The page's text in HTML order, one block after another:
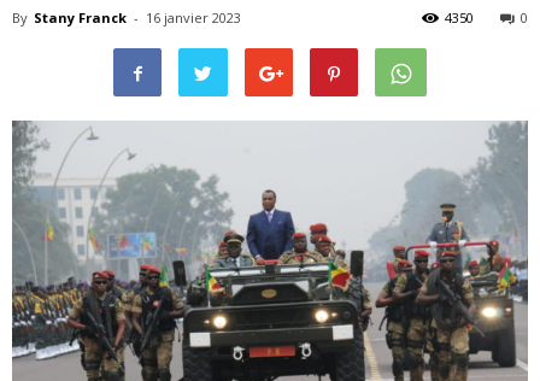
By Stany Franck - 16 janvier 2023 0
4350